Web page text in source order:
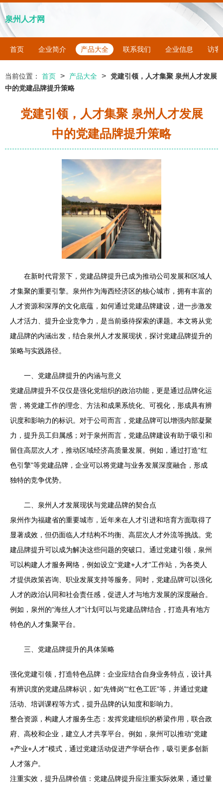
泉州人才网
首页 企业简介 产品大全 联系我们 企业信息 访客
当前位置： 首页 > 产品大全 >
党建引领，人才集聚 泉州人才发展
中的党建品牌提升策略
党建引领，人才集聚 泉州人才发展
中的党建品牌提升策略
在新时代背景下，党建品牌提升已成为推动公司发展和区域人
才集聚的重要引擎。泉州作为海西经济区的核心城市，拥有丰富的
人才资源和深厚的文化底蕴，如何通过党建品牌建设，进一步激发
人才活力、提升企业竞争力，是当前亟待探索的课题。本文将从党
建品牌的内涵出发，结合泉州人才发展现状，探讨党建品牌提升的
策略与实践路径。
一、党建品牌提升的内涵与意义
党建品牌提升不仅仅是强化党组织的政治功能，更是通过品牌化运
营，将党建工作的理念、方法和成果系统化、可视化，形成具有辨
识度和影响力的标识。对于公司而言，党建品牌可以增强内部凝聚
力，提升员工归属感；对于泉州而言，党建品牌建设有助于吸引和
留住高层次人才，推动区域经济高质量发展。例如，通过打造“红
色引擎”等党建品牌，企业可以将党建与业务发展深度融合，形成
独特的竞争优势。
二、泉州人才发展现状与党建品牌的契合点
泉州作为福建省的重要城市，近年来在人才引进和培育方面取得了
显著成效，但仍面临人才结构不均衡、高层次人才外流等挑战。党
建品牌提升可以成为解决这些问题的突破口。通过党建引领，泉州
可以构建人才服务网络，例如设立“党建+人才”工作站，为各类人
才提供政策咨询、职业发展支持等服务。同时，党建品牌可以强化
人才的政治认同和社会责任感，促进人才与地方发展的深度融合。
例如，泉州的“海丝人才”计划可以与党建品牌结合，打造具有地方
特色的人才集聚平台。
三、党建品牌提升的具体策略
强化党建引领，打造特色品牌：企业应结合自身业务特点，设计具
有辨识度的党建品牌标识，如“先锋岗”“红色工匠”等，并通过党建
活动、培训课程等方式，提升品牌的认知度和影响力。
整合资源，构建人才服务生态：发挥党建组织的桥梁作用，联合政
府、高校和企业，建立人才共享平台。例如，泉州可以推动“党建
+产业+人才”模式，通过党建活动促进产学研合作，吸引更多创新
人才落户。
注重实效，提升品牌价值：党建品牌提升应注重实际效果，通过量